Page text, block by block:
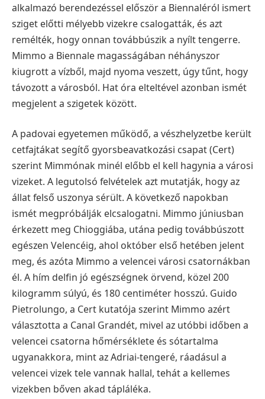
alkalmazó berendezéssel először a Biennaléról ismert
sziget előtti mélyebb vizekre csalogatták, és azt
remélték, hogy onnan továbbúszik a nyílt tengerre.
Mimmo a Biennale magasságában néhányszor
kiugrott a vízből, majd nyoma veszett, úgy tűnt, hogy
távozott a városból. Hat óra elteltével azonban ismét
megjelent a szigetek között.
A padovai egyetemen működő, a vészhelyzetbe került
cetfajtákat segítő gyorsbeavatkozási csapat (Cert)
szerint Mimmónak minél előbb el kell hagynia a városi
vizeket. A legutolsó felvételek azt mutatják, hogy az
állat felső uszonya sérült. A következő napokban
ismét megpróbálják elcsalogatni. Mimmo júniusban
érkezett meg Chioggiába, utána pedig továbbúszott
egészen Velencéig, ahol október első hetében jelent
meg, és azóta Mimmo a velencei városi csatornákban
él. A hím delfin jó egészségnek örvend, közel 200
kilogramm súlyú, és 180 centiméter hosszú. Guido
Pietrolungo, a Cert kutatója szerint Mimmo azért
választotta a Canal Grandét, mivel az utóbbi időben a
velencei csatorna hőmérséklete és sótartalma
ugyanakkora, mint az Adriai-tengeré, ráadásul a
velencei vizek tele vannak hallal, tehát a kellemes
vizekben bőven akad tápláléka.